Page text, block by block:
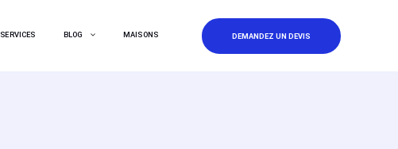
SERVICES BLOG MAISONS DEMANDEZ UN DEVIS